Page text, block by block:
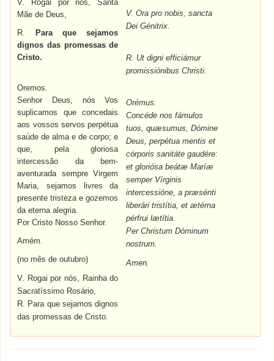
V. Rogai por nós, Santa
Mãe de Deus,
R.
Para que sejamos
dignos das promessas de
Cristo.
Oremos.
Senhor Deus, nós Vos
suplicamos que concedais
aos vossos servos perpétua
saúde de alma e de corpo; e
que, pela gloriosa
intercessão da bem-
aventurada sempre Virgem
Maria, sejamos livres da
presente tristeza e gozemos
da eterna alegria.
Por Cristo Nosso Senhor.
Amém.
(no mês de outubro)
V. Rogai por nós, Rainha do
Sacratíssimo Rosário,
R. Para que sejamos dignos
das promessas de Cristo.
V. Ora pro nobis, sancta
Dei Génitrix.
R. Ut digni efficiámur
promissiónibus Christi.
Orémus.
Concéde nos fámulos
tuos, quæsumus, Dómine
Deus, perpétua mentis et
córporis sanitáte gaudére:
et gloriósa beátæ Maríæ
semper Vírginis
intercessióne, a præsénti
liberári tristítia, et ætérna
pérfrui lætítia.
Per Christum Dóminum
nostrum.
Amen.